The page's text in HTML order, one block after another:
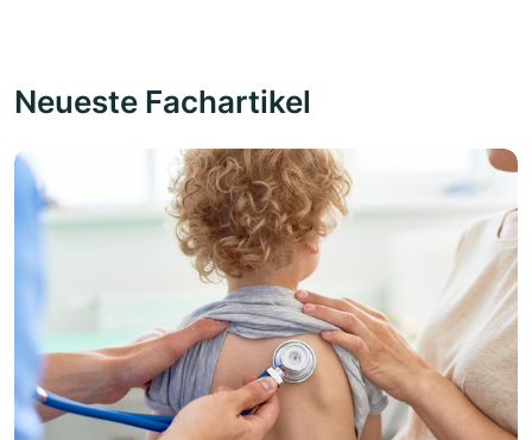
Neueste Fachartikel